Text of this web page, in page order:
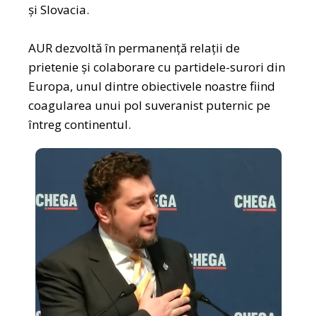
și Slovacia.
AUR dezvoltă în permanență relații de
prietenie și colaborare cu partidele-surori din
Europa, unul dintre obiectivele noastre fiind
coagularea unui pol suveranist puternic pe
întreg continentul.